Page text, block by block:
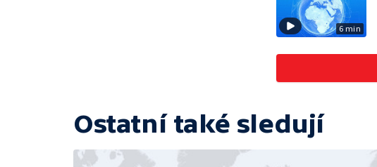
6 min
Ostatní také sledují